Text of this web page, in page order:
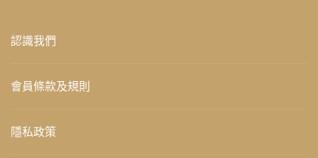
認識我們
會員條款及規則
隱私政策